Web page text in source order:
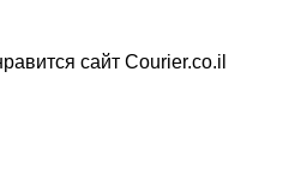
сайт Courier.co.il